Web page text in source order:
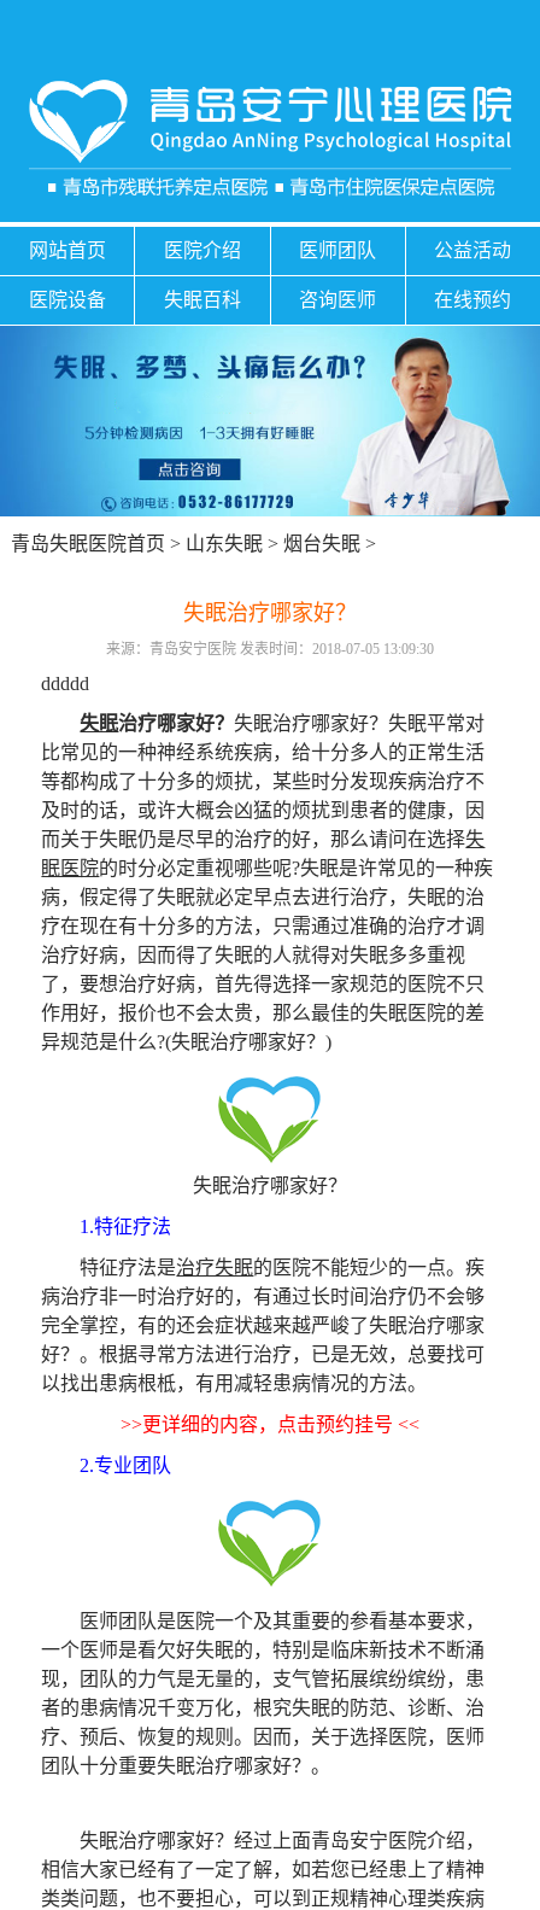
网站首页 医院介绍 医师团队 公益活动
医院设备 失眠百科 咨询医师 在线预约
青岛失眠医院首页 > 山东失眠> 烟台失眠>
失眠治疗哪家好？
来源：青岛安宁医院 发表时间：2018-07-05 13:09:30
ddddd
失眠治疗哪家好？失眠治疗哪家好？失眠平常对
比常见的一种神经系统疾病，给十分多人的正常生活
等都构成了十分多的烦扰，某些时分发现疾病治疗不
及时的话，或许大概会凶猛的烦扰到患者的健康，因
而关于失眠仍是尽早的治疗的好，那么请问在选择失
眠医院的时分必定重视哪些呢?失眠是许常见的一种疾
病，假定得了失眠就必定早点去进行治疗，失眠的治
疗在现在有十分多的方法，只需通过准确的治疗才调
治疗好病，因而得了失眠的人就得对失眠多多重视
了，要想治疗好病，首先得选择一家规范的医院不只
作用好，报价也不会太贵，那么最佳的失眠医院的差
异规范是什么?(失眠治疗哪家好？)
失眠治疗哪家好？
1.特征疗法
特征疗法是治疗失眠的医院不能短少的一点。疾
病治疗非一时治疗好的，有通过长时间治疗仍不会够
完全掌控，有的还会症状越来越严峻了失眠治疗哪家
好？。根据寻常方法进行治疗，已是无效，总要找可
以找出患病根柢，有用减轻患病情况的方法。
>>更详细的内容，点击预约挂号 <<
2.专业团队
医师团队是医院一个及其重要的参看基本要求，
一个医师是看欠好失眠的，特别是临床新技术不断涌
现，团队的力气是无量的，支气管拓展缤纷缤纷，患
者的患病情况千变万化，根究失眠的防范、诊断、治
疗、预后、恢复的规则。因而，关于选择医院，医师
团队十分重要失眠治疗哪家好？。
失眠治疗哪家好？经过上面青岛安宁医院介绍，
相信大家已经有了一定了解，如若您已经患上了精神
类类问题，也不要担心，可以到正规精神心理类疾病